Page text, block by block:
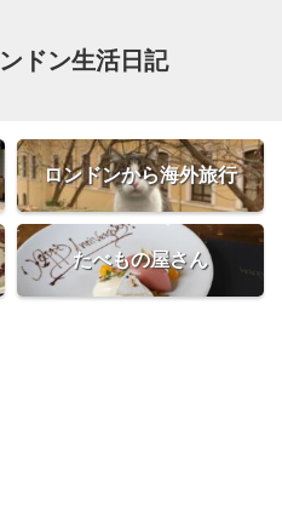
ドン生活日記
ロンドンから海外旅行
たべもの屋さん